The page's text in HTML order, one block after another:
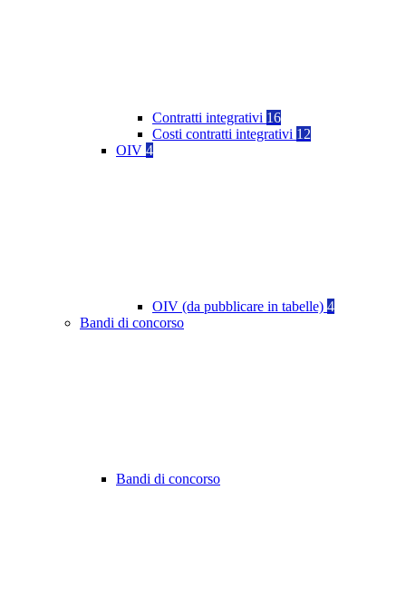
Contratti integrativi 16
Costi contratti integrativi 12
OIV 4
OIV (da pubblicare in tabelle) 4
Bandi di concorso
Bandi di concorso